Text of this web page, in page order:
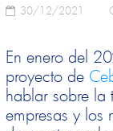
30/12/2021
En enero del
proyecto de
hablar sobre la
empresas y los